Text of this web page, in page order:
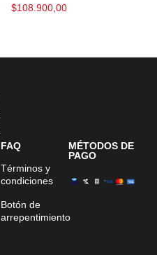
$108.900,00
FAQ
Términos y
condiciones
Botón de
arrepentimiento
MÉTODOS DE
PAGO